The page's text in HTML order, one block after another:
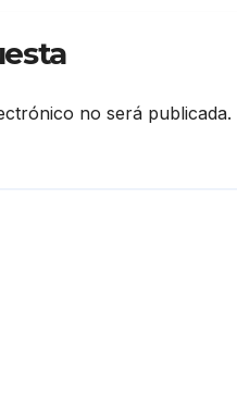
no será publicada.